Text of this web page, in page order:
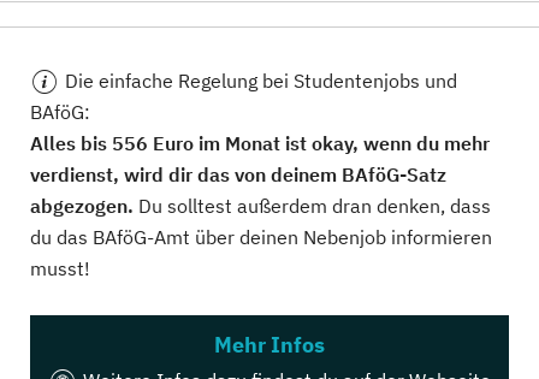
Die einfache Regelung bei Studentenjobs und
BAföG:
Alles bis 556 Euro im Monat ist okay, wenn du mehr
verdienst, wird dir das von deinem BAföG-Satz
abgezogen. Du solltest außerdem dran denken, dass
du das BAföG-Amt über deinen Nebenjob informieren
musst!
Mehr Infos